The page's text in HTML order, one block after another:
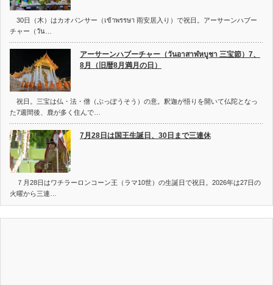
30日（木）はカオパンサー（เข้าพรรษา 雨安居入り）で祝日。アーサーンハブー
チャー（วัน…
アーサーンハブーチャー（วันอาสาฬหบูชา 三宝節）7、
8月（旧暦8月満月の日）
祝日。三宝は仏・法・僧（ぶっぽうそう）の意。釈迦が悟りを開いて仏陀となっ
た7週間後、鹿が多く住んで…
7月28日は国王生誕日、30日まで三連休
７月28日はワチラーロンコーン王（ラマ10世）の生誕日で祝日。2026年は27日の
火曜から三連…